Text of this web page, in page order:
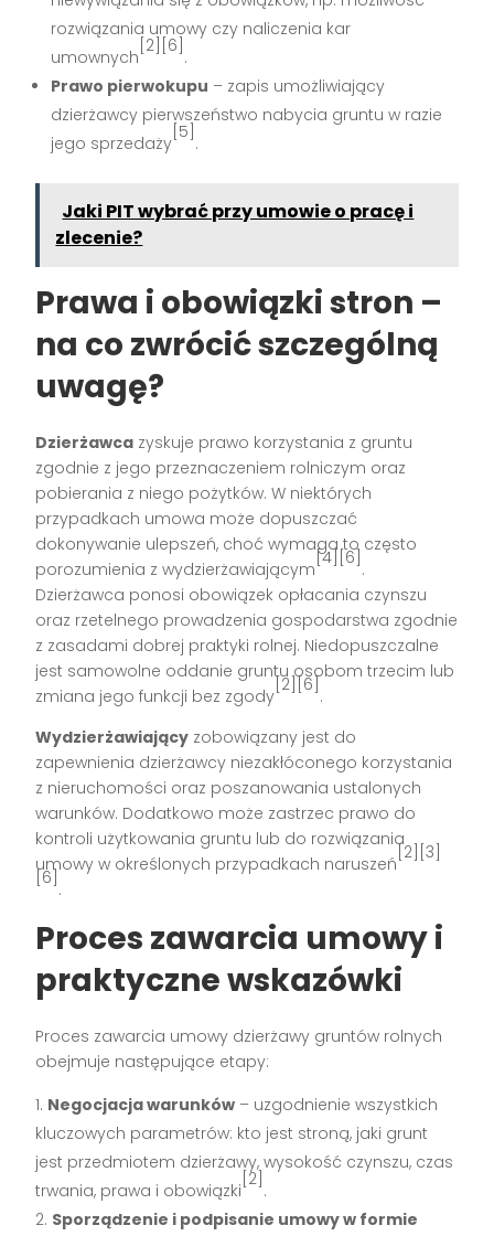
rozwiązania umowy czy naliczenia kar
umownych
[2][6]
.
Prawo pierwokupu – zapis umożliwiający
dzierżawcy pierwszeństwo nabycia gruntu w razie
jego sprzedaży
[5]
.
Jaki PIT wybrać przy umowie o pracę i
zlecenie?
Prawa i obowiązki stron –
na co zwrócić szczególną
uwagę?
Dzierżawca zyskuje prawo korzystania z gruntu
zgodnie z jego przeznaczeniem rolniczym oraz
pobierania z niego pożytków. W niektórych
przypadkach umowa może dopuszczać
dokonywanie ulepszeń, choć wymaga to często
porozumienia z wydzierżawiającym
[4][6]
.
Dzierżawca ponosi obowiązek opłacania czynszu
oraz rzetelnego prowadzenia gospodarstwa zgodnie
z zasadami dobrej praktyki rolnej. Niedopuszczalne
jest samowolne oddanie gruntu osobom trzecim lub
zmiana jego funkcji bez zgody
[2][6]
.
Wydzierżawiający zobowiązany jest do
zapewnienia dzierżawcy niezakłóconego korzystania
z nieruchomości oraz poszanowania ustalonych
warunków. Dodatkowo może zastrzec prawo do
kontroli użytkowania gruntu lub do rozwiązania
umowy w określonych przypadkach naruszeń
[2][3]
[6]
.
Proces zawarcia umowy i
praktyczne wskazówki
Proces zawarcia umowy dzierżawy gruntów rolnych
obejmuje następujące etapy:
Negocjacja warunków – uzgodnienie wszystkich
kluczowych parametrów: kto jest stroną, jaki grunt
jest przedmiotem dzierżawy, wysokość czynszu, czas
trwania, prawa i obowiązki
[2]
.
Sporządzenie i podpisanie umowy w formie